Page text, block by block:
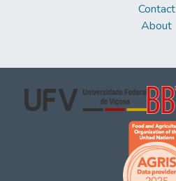
Contact
About